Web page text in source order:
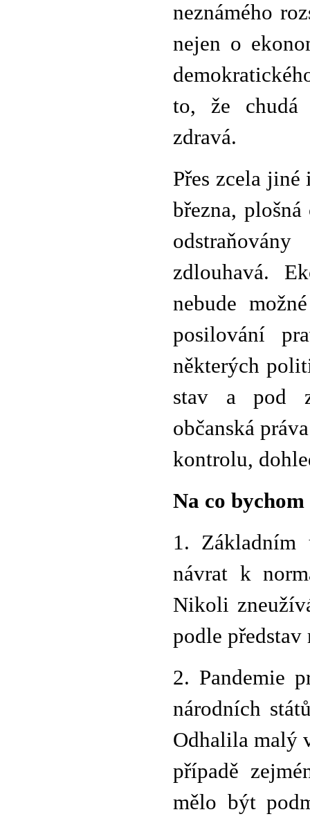
neznámého
nejen o
to, že chudá
zdravá.
Přes zcela
března,
zdlouhavá.
nebude
posilování
některých
stav a pod
občanská
kontrolu,
Na co
1. Základním
návrat k
Nikoli
podle
2. Pandemie
národních
Odhalila malý
případě
mělo být